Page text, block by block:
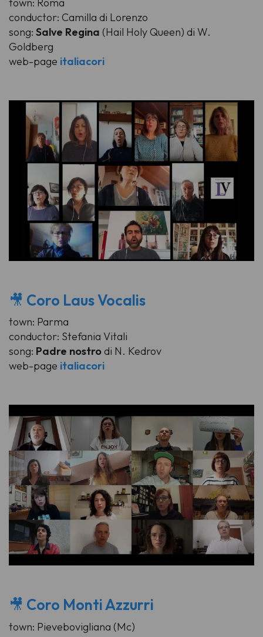
conductor: Camilla di Lorenzo
song: Salve Regina (Hail Holy Queen) di W.
Goldberg
web-page italiacori
🎥 Coro Laus Vocalis
town: Parma
conductor: Stefania Vitali
song: Padre nostrodi N. Kedrov
web-page italiacori
🎥 Coro Monti Azzurri
town: Pievebovigliana (Mc)